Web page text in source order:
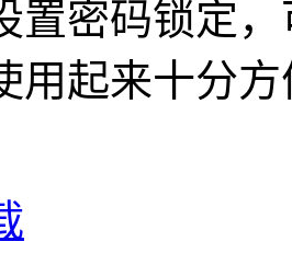
置密码锁定
用起来十分